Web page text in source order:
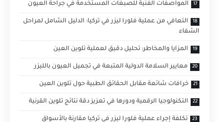
المواصفات الفنية للصبغات المستخدمة في جراحة العيون
التعافي من عملية فلورا ليزر في تركيا: الدليل الشامل لمراحل
الشفاء
المزايا والمخاطر: تحليل دقيق لعملية تلوين العين
معايير السلامة الدولية المتبعة في تجميل العيون بالليزر
خرافات شائعة مقابل الحقائق الطبية حول تلوين العين
التكنولوجيا الرقمية ودورها في تعزيز دقة نتائج تلوين القرنية
تكلفة إجراء عملية فلورا ليزر في تركيا مقارنة بالأسواق